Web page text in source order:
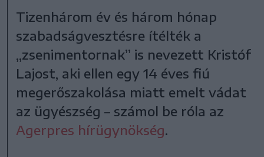
Tizenhárom év és három hónap
szabadságvesztésre ítélték a
„zsenimentornak” is nevezett Kristóf
Lajost, aki ellen egy 14 éves fiú
megerőszakolása miatt emelt vádat
az ügyészség – számol be róla az
Agerpres hírügynökség.